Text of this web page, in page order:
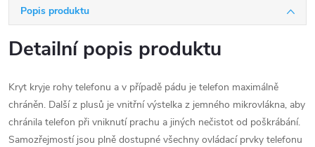
Popis produktu
Detailní popis produktu
Kryt kryje rohy telefonu a v případě pádu je telefon maximálně
chráněn. Další z plusů je vnitřní výstelka z jemného mikrovlákna, aby
chránila telefon při vniknutí prachu a jiných nečistot od poškrábání.
Samozřejmostí jsou plně dostupné všechny ovládací prvky telefonu